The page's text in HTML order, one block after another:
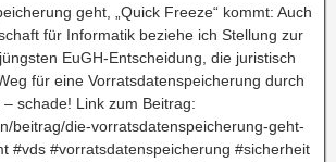
geht, „Quick Freeze“ kommt: Auch
für Informatik beziehe ich Stellung zur
EuGH-Entscheidung, die juristisch
für eine Vorratsdatenspeicherung durch
schade! Link zum Beitrag:
beitrag/die-vorratsdatenspeicherung-geht-
#vds #vorratsdatenspeicherung #sicherheit